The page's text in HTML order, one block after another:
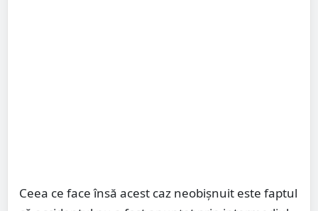
Ceea ce face însă acest caz neobișnuit este faptul